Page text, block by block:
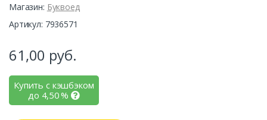
Магазин: Буквоед
Артикул: 7936571
61,00 руб.
Купить с кэшбэком
до 4,50%